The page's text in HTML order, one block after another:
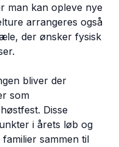
man kan opleve nye
arrangeres også
der ønsker fysisk
bliver der
som
Disse
i årets løb og
sammen til